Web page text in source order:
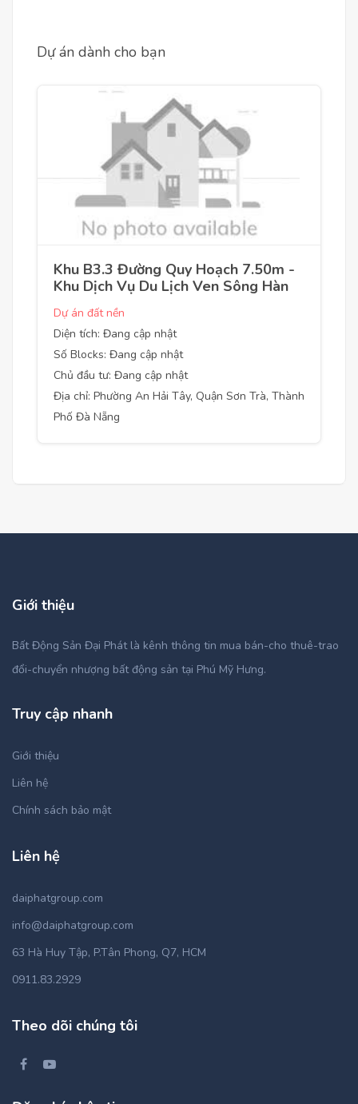
Dự án dành cho bạn
Khu B3.3 Đường Quy Hoạch 7.50m -
Khu Dịch Vụ Du Lịch Ven Sông Hàn
Dự án đất nền
Diện tích: Đang cập nhật
Số Blocks: Đang cập nhật
Chủ đầu tư: Đang cập nhật
Địa chỉ: Phường An Hải Tây, Quận Sơn Trà, Thành
Phố Đà Nẵng
Giới thiệu
Bất Động Sản Đại Phát là kênh thông tin mua bán-cho thuê-trao
đổi-chuyển nhượng bất động sản tại Phú Mỹ Hưng.
Truy cập nhanh
Giới thiệu
Liên hệ
Chính sách bảo mật
Liên hệ
daiphatgroup.com
info@daiphatgroup.com
63 Hà Huy Tập, P.Tân Phong, Q7, HCM
0911.83.2929
Theo dõi chúng tôi